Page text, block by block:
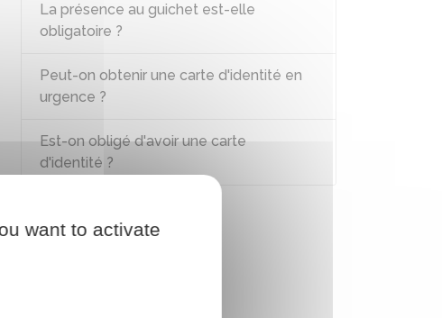
La présence au guichet est-elle
obligatoire ?
Peut-on obtenir une carte d'identité en
urgence ?
Est-on obligé d'avoir une carte
d'identité ?
want to activate